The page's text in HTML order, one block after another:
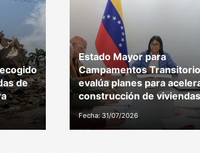
de
Estado Mayor para
Campamentos
evalúa planes para
construcción de viviendas
Fecha: 31/07/2026